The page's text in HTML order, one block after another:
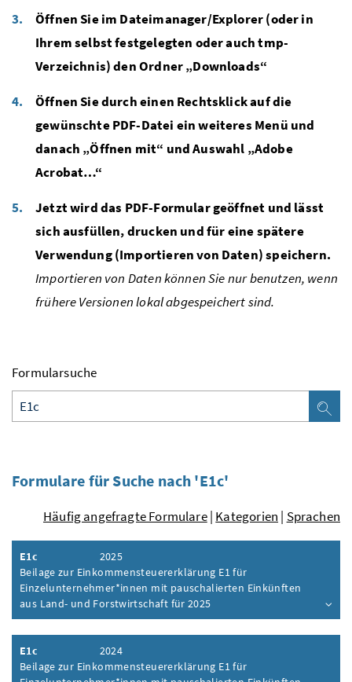
Öffnen Sie im Dateimanager/Explorer (oder in
Ihrem selbst festgelegten oder auch tmp-
Verzeichnis) den Ordner „Downloads“
Öffnen Sie durch einen Rechtsklick auf die
gewünschte PDF-Datei ein weiteres Menü und
danach „Öffnen mit“ und Auswahl „Adobe
Acrobat…“
Jetzt wird das PDF-Formular geöffnet und lässt
sich ausfüllen, drucken und für eine spätere
Verwendung (Importieren von Daten) speichern.
Importieren von Daten können Sie nur benutzen, wenn
frühere Versionen lokal abgespeichert sind.
Formularsuche
Formulare für Suche nach 'E1c'
Häufig angefragte Formulare| Kategorien | Sprachen
E1c
2025
Beilage zur Einkommensteuererklärung E1 für
Einzelunternehmer*innen mit pauschalierten Einkünften
aus Land- und Forstwirtschaft für 2025
Inhalt aufklappen
E1c
2024
Beilage zur Einkommensteuererklärung E1 für